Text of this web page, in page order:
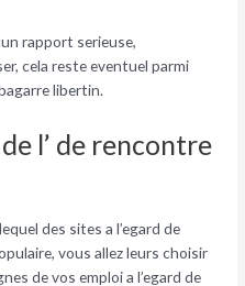
rapport serieuse,
cela reste eventuel parmi
libertin.
l’ de rencontre
des sites a l’egard de
vous allez leurs choisir
de vos emploi a l’egard de